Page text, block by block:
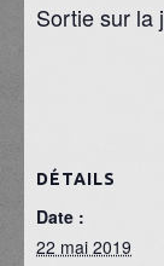
Sortie sur la
DÉTAILS
Date :
22 mai 2019